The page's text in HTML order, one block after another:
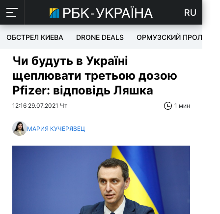
RU
ОБСТРЕЛ КИЕВА DRONE DEALS ОРМУЗСКИЙ ПРОЛИВ
Чи будуть в Україні
щеплювати третьою дозою
Pfizer: відповідь Ляшка
12:16 29.07.2021 Чт 1 мин
МАРИЯ КУЧЕРЯВЕЦ